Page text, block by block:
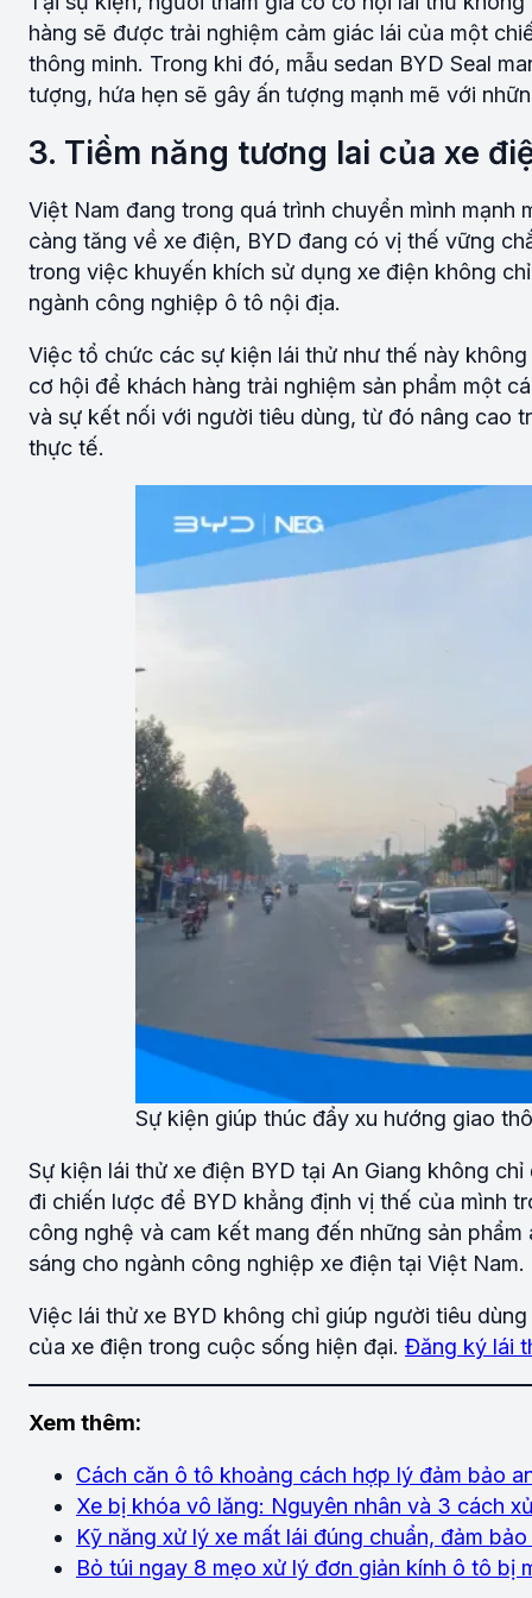
hàng sẽ được trải nghiệm cảm giác lái của một
thông minh. Trong khi đó, mẫu sedan BYD Seal
tượng, hứa hẹn sẽ gây ấn tượng mạnh mẽ với
3. Tiềm năng tương lai của xe
Việt Nam đang trong quá trình chuyển mình
càng tăng về xe điện, BYD đang có vị thế vững
trong việc khuyến khích sử dụng xe điện không
ngành công nghiệp ô tô nội địa.
Việc tổ chức các sự kiện lái thử như thế này
cơ hội để khách hàng trải nghiệm sản phẩm một
và sự kết nối với người tiêu dùng, từ đó nâng cao
thực tế.
Sự kiện giúp thúc đẩy xu hướng giao
Sự kiện lái thử xe điện BYD tại An Giang không
đi chiến lược để BYD khẳng định vị thế của mình
công nghệ và cam kết mang đến những sản
sáng cho ngành công nghiệp xe điện tại Việt Nam.
Việc lái thử xe BYD không chỉ giúp người tiêu
của xe điện trong cuộc sống hiện đại. Đăng ký lái
Xem thêm:
Cách căn ô tô khoảng cách hợp lý đảm bảo
Xe bị khóa vô lăng: Nguyên nhân và 3 cách
Kỹ năng xử lý xe mất lái đúng chuẩn, đảm
Bỏ túi ngay 8 mẹo xử lý đơn giản kính ô tô bị